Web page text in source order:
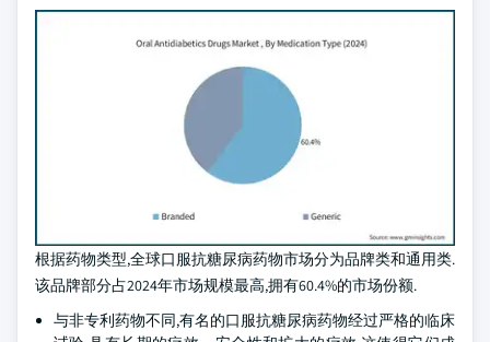
根据药物类型,全球口服抗糖尿病药物市场分为品牌类和通用类.
该品牌部分占2024年市场规模最高,拥有60.4%的市场份额.
与非专利药物不同,有名的口服抗糖尿病药物经过严格的临床